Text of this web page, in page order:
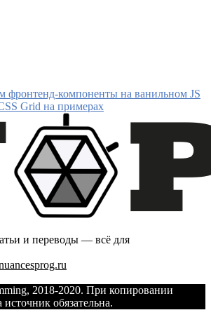
фронтенд-компоненты на ванильном JS
Grid на примерах
и переводы — всё для
2018-2020. При копировании
обязательна.